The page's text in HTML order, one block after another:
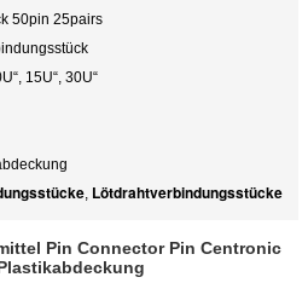
50pin 25pairs
15U“, 30U“
, Lötdrahtverbindungsstücke
Pin ConnectorPin Centronic